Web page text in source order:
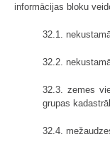
informācijas bloku
32.1.
32.2.
32.3. zemes
grupas
32.4.